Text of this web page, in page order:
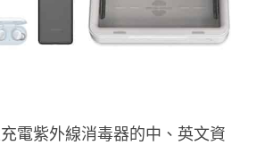
電紫外線消毒器的中、英文資